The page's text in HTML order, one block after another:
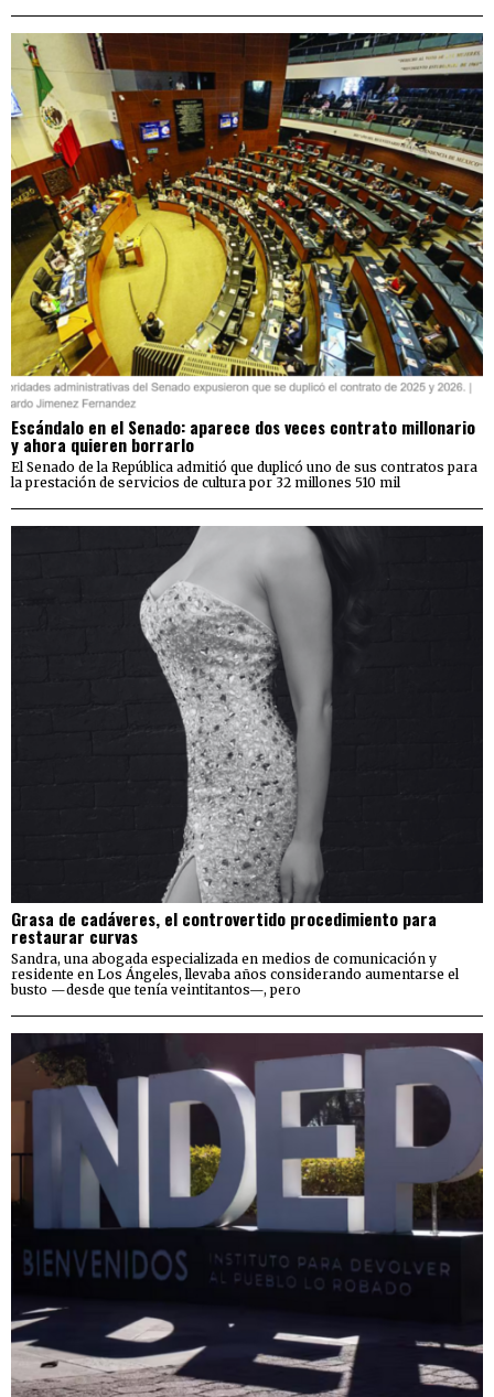
Escándalo en el Senado: aparece dos veces contrato millonario
y ahora quieren borrarlo
El Senado de la República admitió que duplicó uno de sus contratos para
la prestación de servicios de cultura por 32 millones 510 mil
Grasa de cadáveres, el controvertido procedimiento para
restaurar curvas
Sandra, una abogada especializada en medios de comunicación y
residente en Los Ángeles, llevaba años considerando aumentarse el
busto —desde que tenía veintitantos—, pero